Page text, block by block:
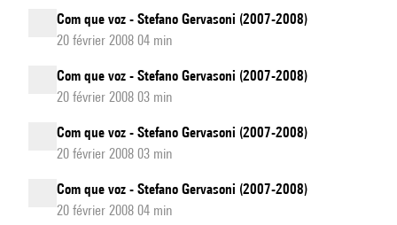
Com que voz - Stefano Gervasoni (2007-2008)
20 février 2008 04 min
Com que voz - Stefano Gervasoni (2007-2008)
20 février 2008 03 min
Com que voz - Stefano Gervasoni (2007-2008)
20 février 2008 03 min
Com que voz - Stefano Gervasoni (2007-2008)
20 février 2008 04 min